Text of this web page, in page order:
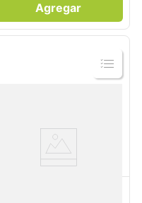
Agregar
Ver
Producto